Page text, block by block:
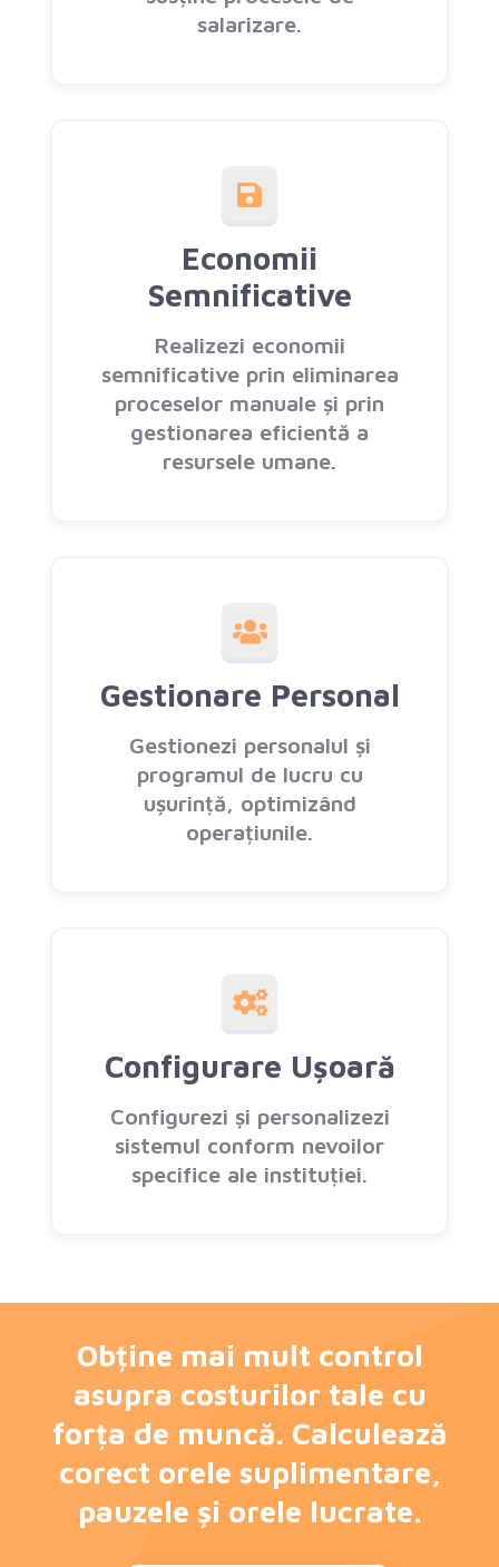
salarizare.
Economii
Semnificative
Realizezi economii
semnificative prin eliminarea
proceselor manuale și prin
gestionarea eficientă a
resursele umane.
Gestionare Personal
Gestionezi personalul și
programul de lucru cu
ușurință, optimizând
operațiunile.
Configurare Ușoară
Configurezi și personalizezi
sistemul conform nevoilor
specifice ale instituției.
Obține mai mult control
asupra costurilor tale cu
forța de muncă. Calculează
corect orele suplimentare,
pauzele și orele lucrate.